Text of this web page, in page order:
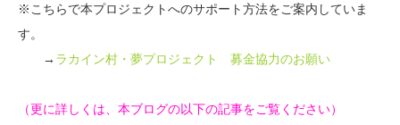
※こちらで本プロジェクトへのサポート方法をご案内していま
す。
→ ラカイン村・夢プロジェクト 募金協力のお願い
（更に詳しくは、本ブログの以下の記事をご覧ください）